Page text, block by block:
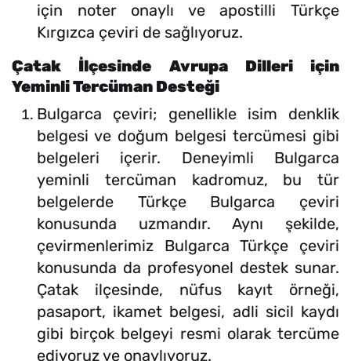
için noter onaylı ve apostilli Türkçe
Kırgızca çeviri de sağlıyoruz.
Çatak İlçesinde Avrupa Dilleri için
Yeminli Tercüman Desteği
Bulgarca çeviri; genellikle isim denklik
belgesi ve doğum belgesi tercümesi gibi
belgeleri içerir. Deneyimli Bulgarca
yeminli tercüman kadromuz, bu tür
belgelerde Türkçe Bulgarca çeviri
konusunda uzmandır. Aynı şekilde,
çevirmenlerimiz Bulgarca Türkçe çeviri
konusunda da profesyonel destek sunar.
Çatak ilçesinde, nüfus kayıt örneği,
pasaport, ikamet belgesi, adli sicil kaydı
gibi birçok belgeyi resmi olarak tercüme
ediyoruz ve onaylıyoruz.